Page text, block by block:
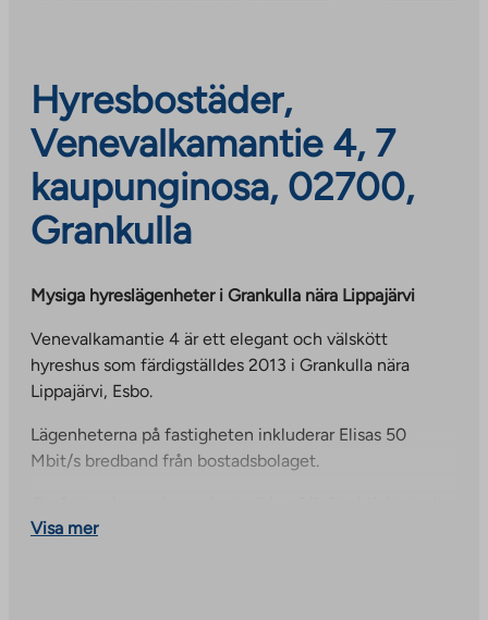
Hyresbostäder,
Venevalkamantie 4, 7
kaupunginosa, 02700,
Grankulla
Mysiga hyreslägenheter i Grankulla nära Lippajärvi
Venevalkamantie 4 är ett elegant och välskött
hyreshus som färdigställdes 2013 i Grankulla nära
Lippajärvi, Esbo.
Lägenheterna på fastigheten inkluderar Elisas 50
Mbit/s bredband från bostadsbolaget.
närheten
Visa mer